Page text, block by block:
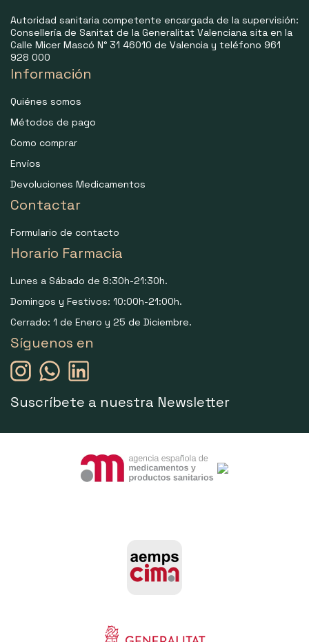
Autoridad sanitaria competente encargada de la supervisión:
Consellería de Sanitat de la Generalitat Valenciana sita en la
Calle Micer Mascó N° 31 46010 de Valencia y teléfono 961
928 000
Información
Quiénes somos
Métodos de pago
Como comprar
Envíos
Devoluciones Medicamentos
Contactar
Formulario de contacto
Horario Farmacia
Lunes a Sábado de 8:30h-21:30h.
Domingos y Festivos: 10:00h-21:00h.
Cerrado: 1 de Enero y 25 de Diciembre.
Síguenos en
Suscríbete a nuestra Newsletter